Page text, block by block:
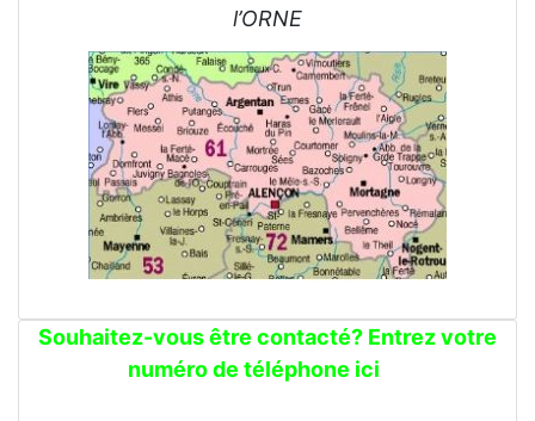
l’ORNE
Souhaitez-vous être contacté? Entrez votre
numéro de téléphone ici